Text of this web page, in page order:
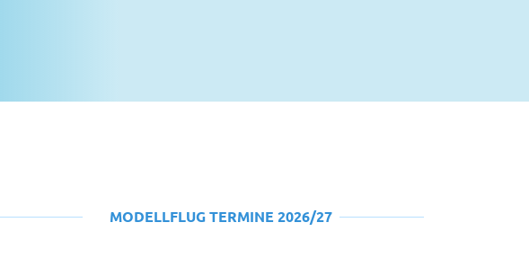
MODELLFLUG TERMINE 2026/27